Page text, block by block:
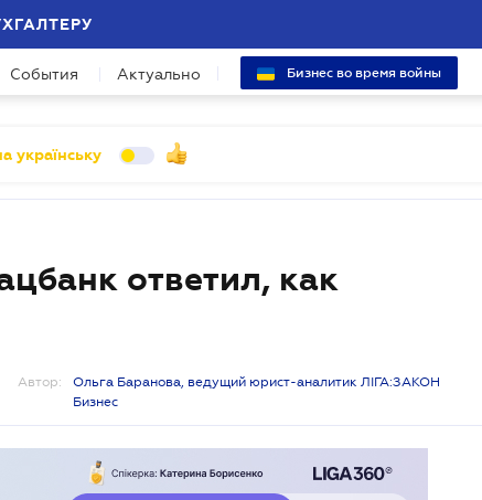
События Актуально Бизнес во время войны
українську
ответил, как
Автор:
Ольга Баранова, ведущий юрист-аналитик ЛІГА:ЗАКОН
Бизнес